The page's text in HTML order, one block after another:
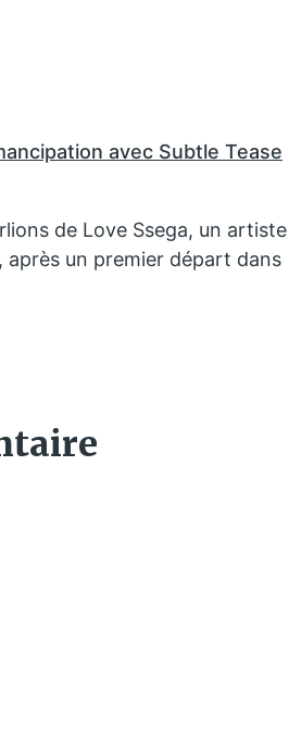
avec Subtle Tease
de Love Ssega, un artiste
après un premier départ dans